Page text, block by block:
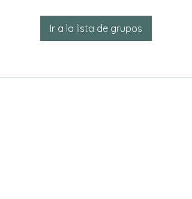
Ir a la lista de grupos